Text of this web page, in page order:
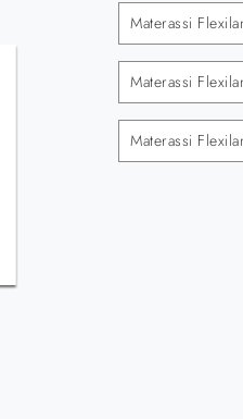
Materassi
Materassi
Materassi